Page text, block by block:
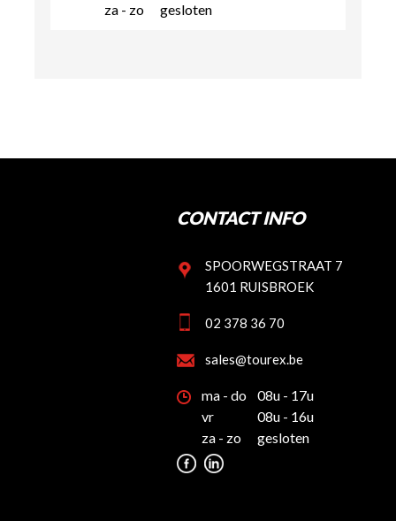
za - zo
gesloten
CONTACT INFO
SPOORWEGSTRAAT 7
1601 RUISBROEK
02 378 36 70
sales@tourex.be
ma - do
08u - 17u
vr
08u - 16u
za - zo
gesloten